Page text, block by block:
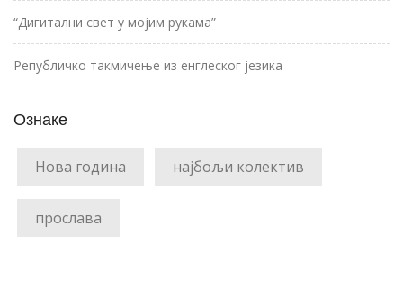
“Дигитални свет у мојим рукама”
Републичко такмичење из енглеског језика
Ознаке
Нова година најбољи колектив
прослава